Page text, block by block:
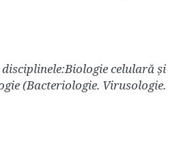
disciplinele:Biologie celulară și
(Bacteriologie. Virusologie.